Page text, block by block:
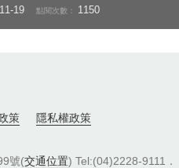
19 點閱次數： 1150
策 隱私權政策
號(交通位置) Tel:(04)2228-9111．